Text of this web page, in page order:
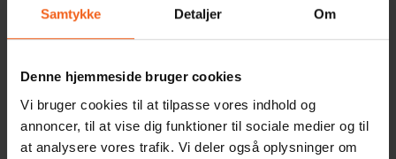
Samtykke Detaljer Om
Denne hjemmeside bruger cookies
Vi bruger cookies til at tilpasse vores indhold og
annoncer, til at vise dig funktioner til sociale medier og til
at analysere vores trafik. Vi deler også oplysninger om
Hvor stor skal min varmepumpe være?